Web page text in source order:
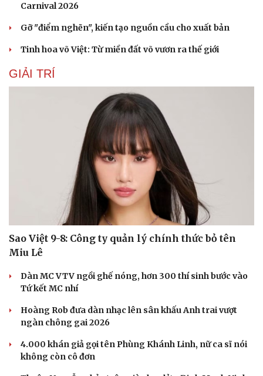
Carnival 2026
Gỡ "điểm nghẽn", kiến tạo nguồn cầu cho xuất bản
Tinh hoa võ Việt: Từ miền đất võ vươn ra thế giới
GIẢI TRÍ
Sao Việt 9-8: Công ty quản lý chính thức bỏ tên
Miu Lê
Dàn MC VTV ngồi ghế nóng, hơn 300 thí sinh bước vào
Tứ kết MC nhí
Hoàng Rob đưa dàn nhạc lên sân khấu Anh trai vượt
ngàn chông gai 2026
4.000 khán giả gọi tên Phùng Khánh Linh, nữ ca sĩ nói
không còn cô đơn